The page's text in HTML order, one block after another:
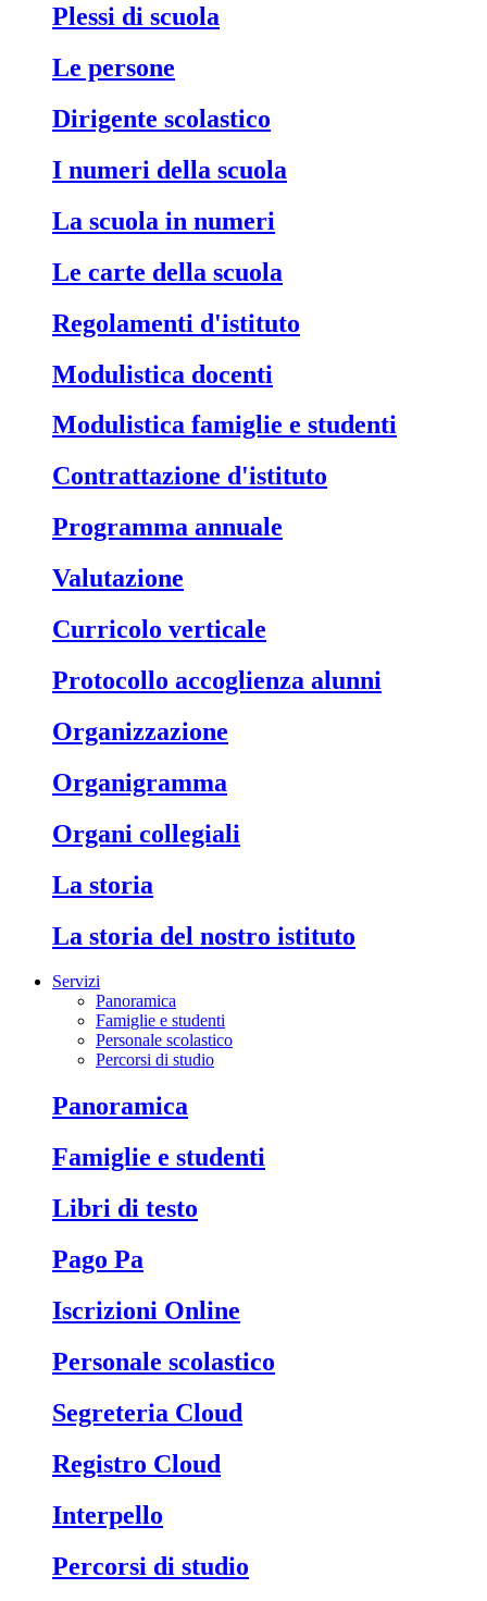
Plessi di scuola
Le persone
Dirigente scolastico
I numeri della scuola
La scuola in numeri
Le carte della scuola
Regolamenti d'istituto
Modulistica docenti
Modulistica famiglie e studenti
Contrattazione d'istituto
Programma annuale
Valutazione
Curricolo verticale
Protocollo accoglienza alunni
Organizzazione
Organigramma
Organi collegiali
La storia
La storia del nostro istituto
Servizi
Panoramica
Famiglie e studenti
Personale scolastico
Percorsi di studio
Panoramica
Famiglie e studenti
Libri di testo
Pago Pa
Iscrizioni Online
Personale scolastico
Segreteria Cloud
Registro Cloud
Interpello
Percorsi di studio